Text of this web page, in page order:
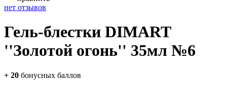
нет отзывов
Гель-блестки DIMART
''Золотой огонь'' 35мл №6
+ 20 бонусных баллов